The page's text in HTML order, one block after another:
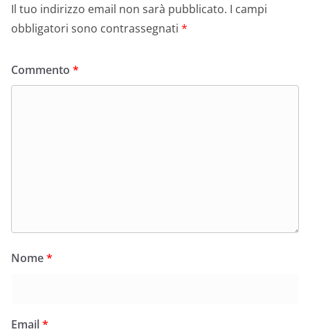
Il tuo indirizzo email non sarà pubblicato. I campi
obbligatori sono contrassegnati *
Commento *
Nome*
Email*